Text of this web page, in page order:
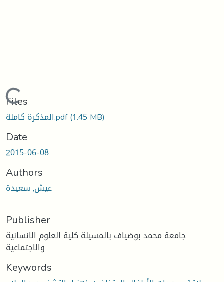
Loading...
Files
المذكرة كاملة.pdf(1.45 MB)
Date
2015-06-08
Authors
عيش, سعيدة
Publisher
جامعة محمد بوضياف بالمسيلة كلية العلوم الانسانية
والاجتماعية
Keywords